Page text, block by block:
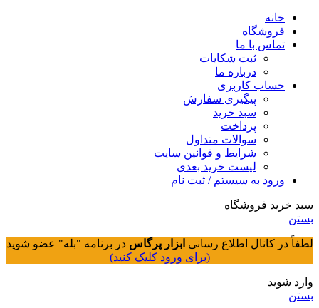
خانه
فروشگاه
تماس با ما
ثبت شکایات
درباره ما
حساب کاربری
پیگیری سفارش
سبد خرید
پرداخت
سوالات متداول
شرایط و قوانین سایت
لیست خرید بعدی
ورود به سیستم / ثبت نام
سبد خرید فروشگاه
بستن
لطفاً در کانال اطلاع رسانی ابزار پرگاس در برنامه "بله" عضو شوید
(برای ورود کلیک کنید)
وارد شوید
بستن